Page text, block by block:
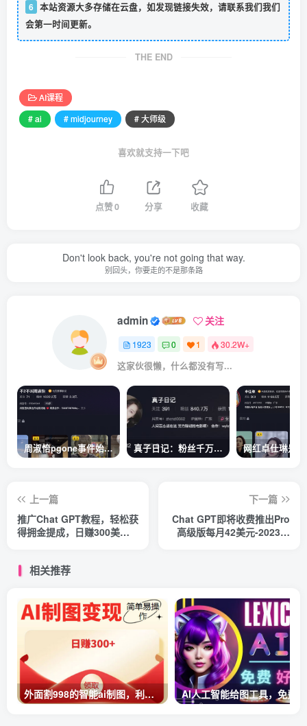
6 本站资源大多存储在云盘，如发现链接失效，请联系我们我们
会第一时间更新。
THE END
AI课程
# ai
# midjourney # 大师级
喜欢就支持一下吧
点赞0 分享 收藏
Don't look back, you're not going that way.
别回头，你要走的不是那条路
admin 关注
1923 0 1 30.2W+
这家伙很懒，什么都没有写...
周淑怡pgone事件始末，周淑怡现状 真子日记：粉丝千万的真子日记是最懂反转的网红吗？
上一篇
推广Chat GPT教程，轻松获
得拥金提成，日赚300美元
下一篇
Chat GPT即将收费推出Pro
高级版每月42美元-2023年
相关推荐
外面割998的智能ai制图，利用抖音变现项目，简单操作日赚300+【教程+软件】